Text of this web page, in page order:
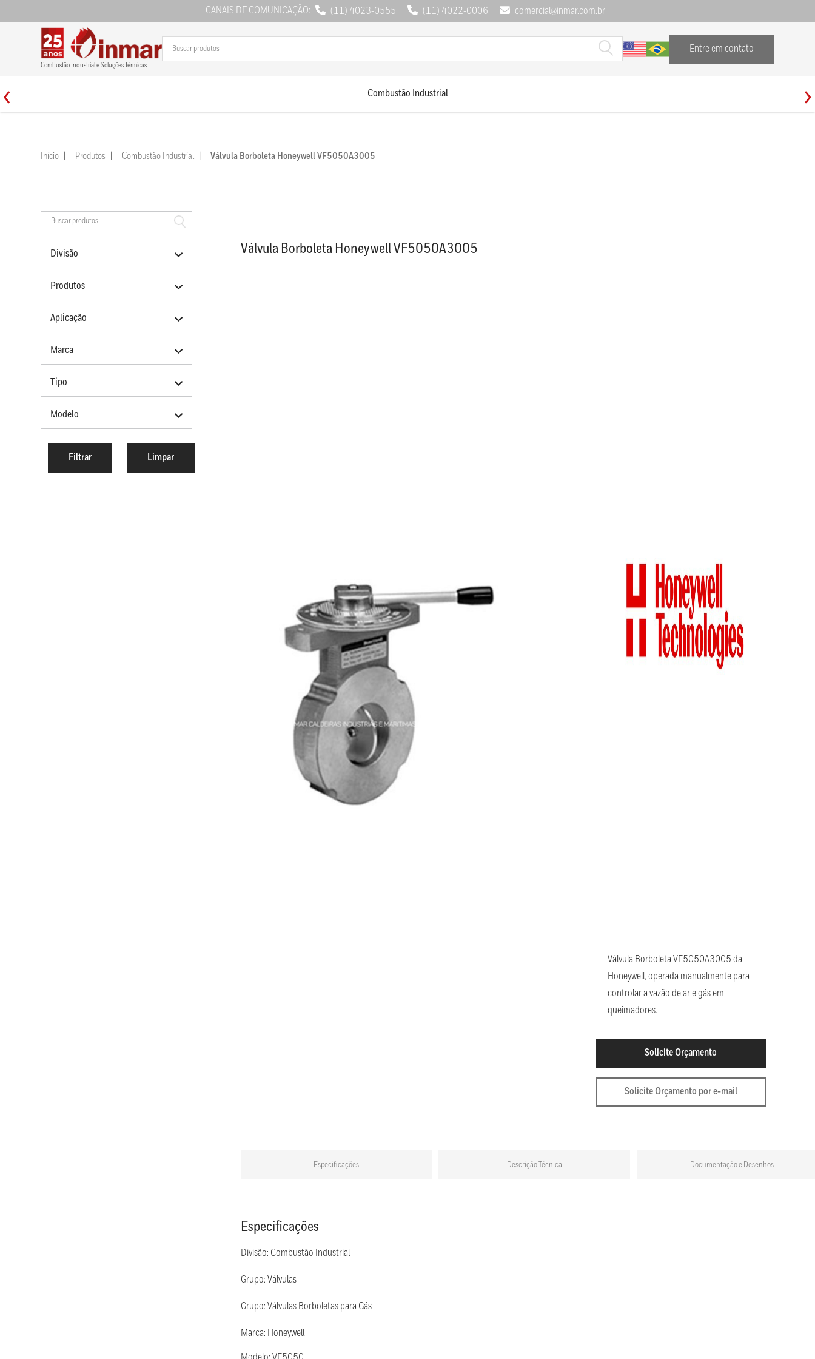
CANAIS DE COMUNICAÇÃO: (11) 4023-0555 (11) 4022-0006 comercial@inmar.com.br
Combustão Industrial e Soluções Térmicas
Entre em contato
Combustão Industrial
Início Produtos Combustão Industrial Válvula Borboleta Honeywell VF5050A3005
Divisão
Produtos
Aplicação
Marca
Tipo
Modelo
Válvula Borboleta Honeywell VF5050A3005
Válvula Borboleta VF5050A3005 da
Honeywell, operada manualmente para
controlar a vazão de ar e gás em
queimadores.
Solicite Orçamento
Solicite Orçamento por e-mail
Especificações Descrição Técnica Documentação e Desenhos
Especificações
Divisão: Combustão Industrial
Grupo: Válvulas
Grupo: Válvulas Borboletas para Gás
Marca: Honeywell